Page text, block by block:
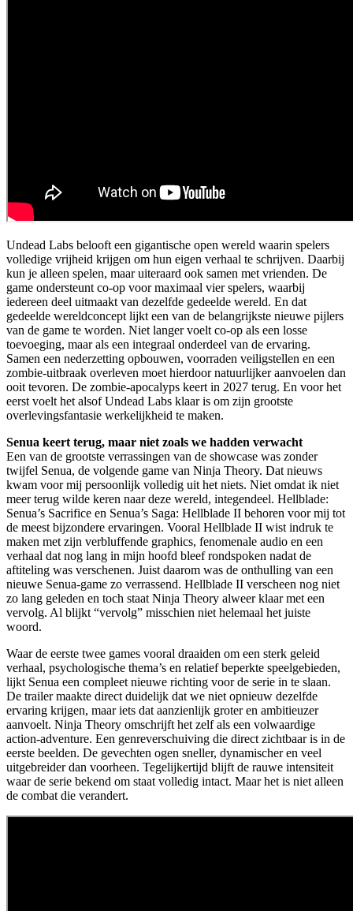
Undead Labs belooft een gigantische open wereld waarin spelers
volledige vrijheid krijgen om hun eigen verhaal te schrijven. Daarbij
kun je alleen spelen, maar uiteraard ook samen met vrienden. De
game ondersteunt co-op voor maximaal vier spelers, waarbij
iedereen deel uitmaakt van dezelfde gedeelde wereld. En dat
gedeelde wereldconcept lijkt een van de belangrijkste nieuwe pijlers
van de game te worden. Niet langer voelt co-op als een losse
toevoeging, maar als een integraal onderdeel van de ervaring.
Samen een nederzetting opbouwen, voorraden veiligstellen en een
zombie-uitbraak overleven moet hierdoor natuurlijker aanvoelen dan
ooit tevoren. De zombie-apocalyps keert in 2027 terug. En voor het
eerst voelt het alsof Undead Labs klaar is om zijn grootste
overlevingsfantasie werkelijkheid te maken.
Senua keert terug, maar niet zoals we hadden verwacht
Een van de grootste verrassingen van de showcase was zonder
twijfel Senua, de volgende game van Ninja Theory. Dat nieuws
kwam voor mij persoonlijk volledig uit het niets. Niet omdat ik niet
meer terug wilde keren naar deze wereld, integendeel. Hellblade:
Senua’s Sacrifice en Senua’s Saga: Hellblade II behoren voor mij tot
de meest bijzondere ervaringen. Vooral Hellblade II wist indruk te
maken met zijn verbluffende graphics, fenomenale audio en een
verhaal dat nog lang in mijn hoofd bleef rondspoken nadat de
aftiteling was verschenen. Juist daarom was de onthulling van een
nieuwe Senua-game zo verrassend. Hellblade II verscheen nog niet
zo lang geleden en toch staat Ninja Theory alweer klaar met een
vervolg. Al blijkt “vervolg” misschien niet helemaal het juiste
woord.
Waar de eerste twee games vooral draaiden om een sterk geleid
verhaal, psychologische thema’s en relatief beperkte speelgebieden,
lijkt Senua een compleet nieuwe richting voor de serie in te slaan.
De trailer maakte direct duidelijk dat we niet opnieuw dezelfde
ervaring krijgen, maar iets dat aanzienlijk groter en ambitieuzer
aanvoelt. Ninja Theory omschrijft het zelf als een volwaardige
action-adventure. Een genreverschuiving die direct zichtbaar is in de
eerste beelden. De gevechten ogen sneller, dynamischer en veel
uitgebreider dan voorheen. Tegelijkertijd blijft de rauwe intensiteit
waar de serie bekend om staat volledig intact. Maar het is niet alleen
de combat die verandert.